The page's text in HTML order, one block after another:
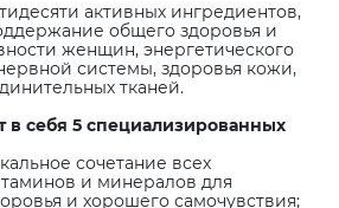
активных ингредиентов,
общего здоровья и
женщин, энергетического
системы, здоровья кожи,
тканей.
в себя 5 специализированных
сочетание всех
и минералов для
и хорошего самочувствия;